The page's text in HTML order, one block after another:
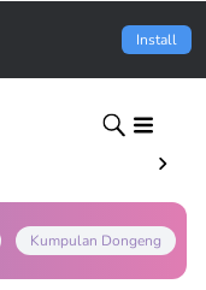
Install
Kumpulan Dongeng